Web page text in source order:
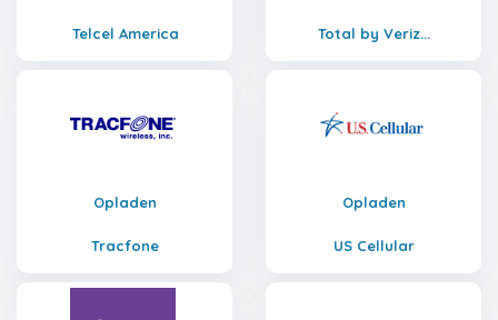
Telcel America Total by Veriz...
Opladen
Tracfone
Opladen
US Cellular